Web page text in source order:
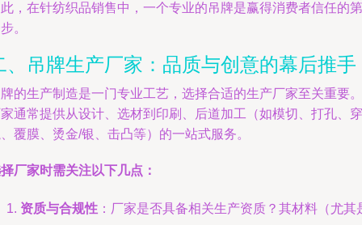
，在针纺织品销售中，一个专业的吊牌是赢得消费者信任的第
。
、吊牌生产厂家：品质与创意的幕后推手
的生产制造是一门专业工艺，选择合适的生产厂家至关重要。
通常提供从设计、选材到印刷、后道加工（如模切、打孔、穿
覆膜、烫金/银、击凸等）的一站式服务。
厂家时需关注以下几点：
资质与合规性 ：厂家是否具备相关生产资质？其材料（尤其